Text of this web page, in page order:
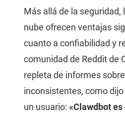
Más allá de la seguridad,
nube ofrecen ventajas
cuanto a confiabilidad y
comunidad de Reddit de
repleta de informes
inconsistentes, como
un usuario: «Clawdbot